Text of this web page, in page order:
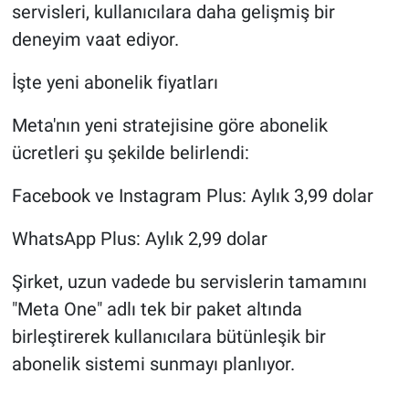
servisleri, kullanıcılara daha gelişmiş bir
deneyim vaat ediyor.
İşte yeni abonelik fiyatları
Meta'nın yeni stratejisine göre abonelik
ücretleri şu şekilde belirlendi:
Facebook ve Instagram Plus: Aylık 3,99 dolar
WhatsApp Plus: Aylık 2,99 dolar
Şirket, uzun vadede bu servislerin tamamını
"Meta One" adlı tek bir paket altında
birleştirerek kullanıcılara bütünleşik bir
abonelik sistemi sunmayı planlıyor.